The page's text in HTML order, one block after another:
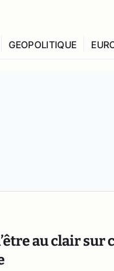
GEOPOLITIQUE
au clair sur